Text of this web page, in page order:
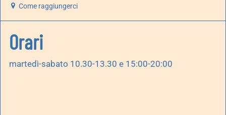
Come raggiungerci
Orari
martedì-sabato 10.30-13.30 e 15:00-20:00